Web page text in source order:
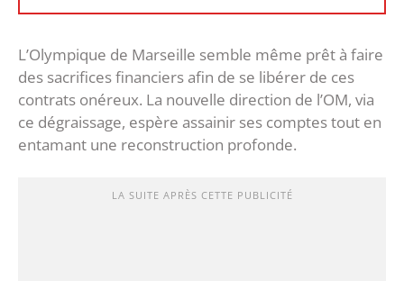
L’Olympique de Marseille semble même prêt à faire
des sacrifices financiers afin de se libérer de ces
contrats onéreux. La nouvelle direction de l’OM, via
ce dégraissage, espère assainir ses comptes tout en
entamant une reconstruction profonde.
LA SUITE APRÈS CETTE PUBLICITÉ